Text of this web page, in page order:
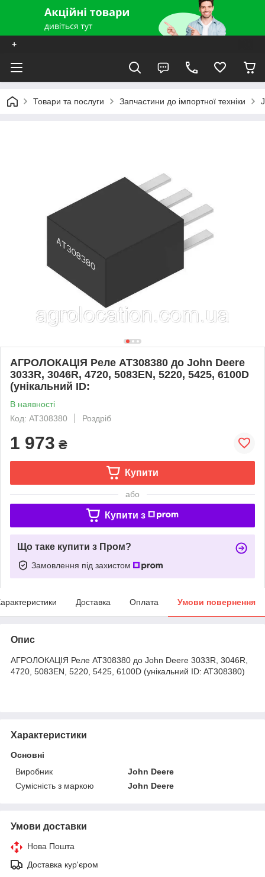
+
Товари та послуги Запчастини до імпортної техніки
АГРОЛОКАЦІЯ Реле AT308380 до John Deere
3033R, 3046R, 4720, 5083EN, 5220, 5425, 6100D
(унікальний ID:
В наявності
Код: AT308380
Роздріб
1 973 ₴
Купити
або
Купити з
Що таке купити з Пром?
Замовлення під захистом
Доставка Оплата Умови повернення
Опис
АГРОЛОКАЦІЯ Реле AT308380 до John Deere 3033R, 3046R,
4720, 5083EN, 5220, 5425, 6100D (унікальний ID: AT308380)
Характеристики
Основні
Виробник
John Deere
Сумісність з маркою
John Deere
Умови доставки
Нова Пошта
Доставка кур'єром